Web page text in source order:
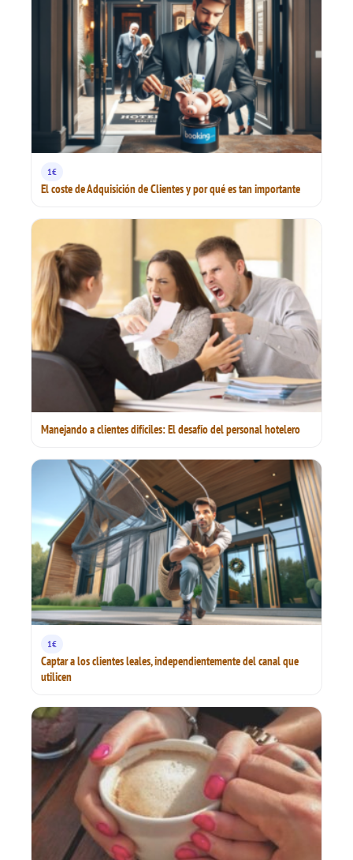
1€
El coste de Adquisición de Clientes y por qué es tan importante
Manejando a clientes difíciles: El desafío del personal hotelero
1€
Captar a los clientes leales, independientemente del canal que
utilicen